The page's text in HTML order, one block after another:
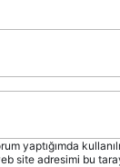
yaptığımda
site adresimi bu